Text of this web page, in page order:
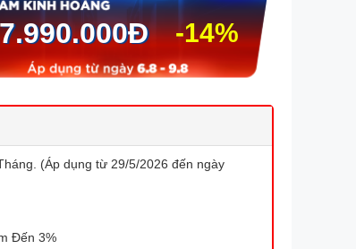
-14%
Đ
(Áp dụng từ 29/5/2026 đến ngày
Đến 3%